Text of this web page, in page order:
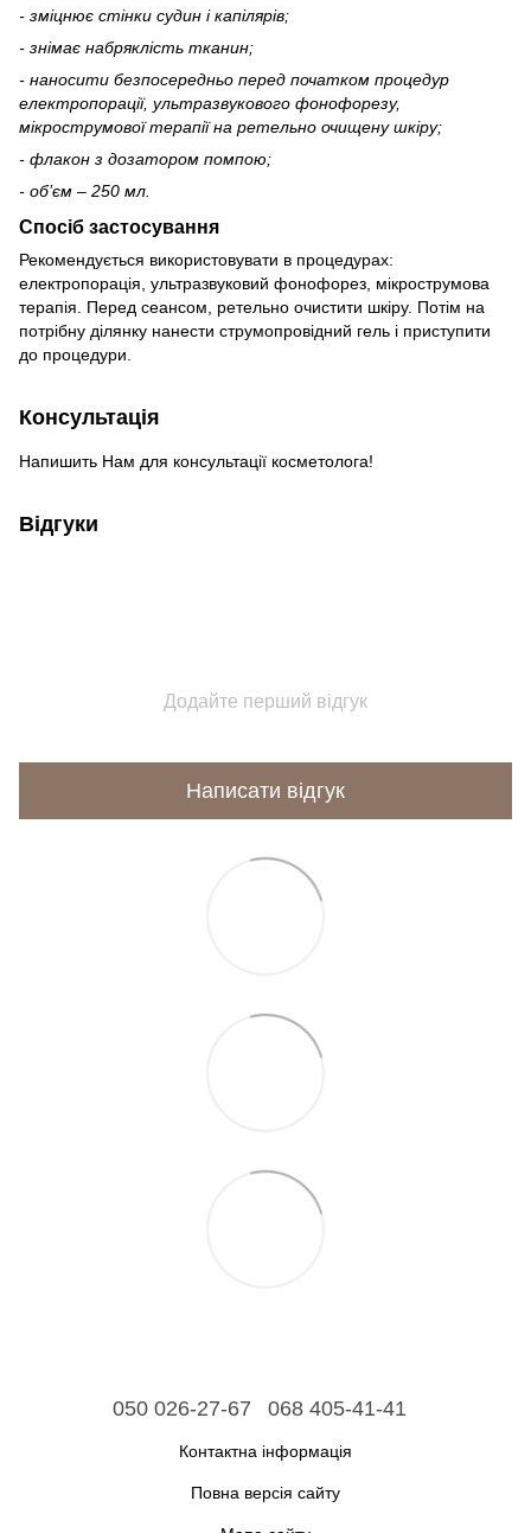
- зміцнює стінки судин і капілярів;
- знімає набряклість тканин;
- наносити безпосередньо перед початком процедур
електропорації, ультразвукового фонофорезу,
мікрострумової терапії на ретельно очищену шкіру;
- флакон з дозатором помпою;
- об’єм – 250 мл.
Спосіб застосування
Рекомендується використовувати в процедурах:
електропорація, ультразвуковий фонофорез, мікрострумова
терапія. Перед сеансом, ретельно очистити шкіру. Потім на
потрібну ділянку нанести струмопровідний гель і приступити
до процедури.
Консультація
Напишить Нам для консультації косметолога!
Відгуки
Додайте перший відгук
Написати відгук
050 026-27-67 068 405-41-41
Контактна інформація
Повна версія сайту